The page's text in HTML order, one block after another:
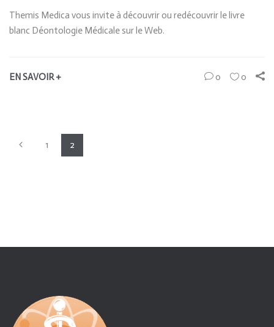
Themis Medica vous invite à découvrir ou redécouvrir le livre
blanc Déontologie Médicale sur le Web.
EN SAVOIR + 0 0
1 2